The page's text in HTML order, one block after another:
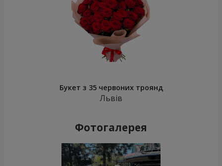
Букет з 35 червоних троянд
Львів
Фотогалерея